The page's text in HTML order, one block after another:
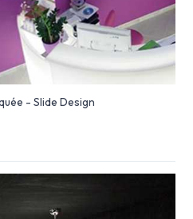
- Slide Design